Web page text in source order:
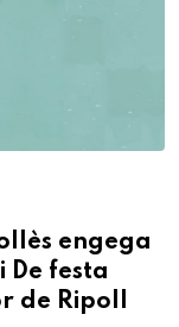
engega
De festa
de Ripoll